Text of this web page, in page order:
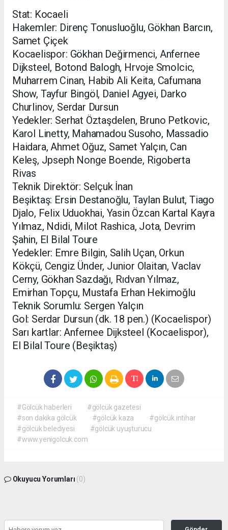
Stat: Kocaeli
Hakemler: Direnç Tonusluoğlu, Gökhan Barcın,
Samet Çiçek
Kocaelispor: Gökhan Değirmenci, Anfernee
Dijksteel, Botond Balogh, Hrvoje Smolcic,
Muharrem Cinan, Habib Ali Keita, Cafumana
Show, Tayfur Bingöl, Daniel Agyei, Darko
Churlinov, Serdar Dursun
Yedekler: Serhat Öztaşdelen, Bruno Petkovic,
Karol Linetty, Mahamadou Susoho, Massadio
Haidara, Ahmet Oğuz, Samet Yalçın, Can
Keleş, Jpseph Nonge Boende, Rigoberta
Rivas
Teknik Direktör: Selçuk İnan
Beşiktaş: Ersin Destanoğlu, Taylan Bulut, Tiago
Djalo, Felix Uduokhai, Yasin Özcan Kartal Kayra
Yılmaz, Ndidi, Milot Rashica, Jota, Devrim
Şahin, El Bilal Toure
Yedekler: Emre Bilgin, Salih Uçan, Orkun
Kökçü, Cengiz Ünder, Junior Olaitan, Vaclav
Cerny, Gökhan Sazdağı, Rıdvan Yılmaz,
Emirhan Topçu, Mustafa Erhan Hekimoğlu
Teknik Sorumlu: Sergen Yalçın
Gol: Serdar Dursun (dk. 18 pen.) (Kocaelispor)
Sarı kartlar: Anfernee Dijksteel (Kocaelispor),
El Bilal Toure (Beşiktaş)
#Gölcük haberleri
#gölcük gazetesi
#son dakika gölcük
#gölcük kaza
#gölcük intihar
#gölcük belediyesi
#gölcük uyuşturucu
#www.yenigolcuk.com
Okuyucu Yorumları (0)